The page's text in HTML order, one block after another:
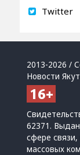
Twitter
2013-2026 /
Новости
62371.
сфере
массовых